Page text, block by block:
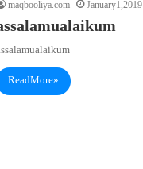
maqbooliya.com January 1, 2019
Read More »